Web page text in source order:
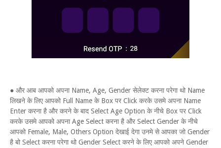
● और आब आपको अपना Name, Age, Gender सेलेक्ट करना परेगा थो Name
लिखने के लिए आपको Full Name के Box पर Click करके उसमे अपना Name
Enter करना है और करने के बाद Select Age Option के नीचे Box पर Click
करके उसमे आपको अपना Age Select करना है और Select Gender के नीचे
आपको Female, Male, Others Option देखाई देगा उनमे से आपका जो Gender
है बो Select करना परेगा थो Gender Select करने के लिए आपको अपने Gender